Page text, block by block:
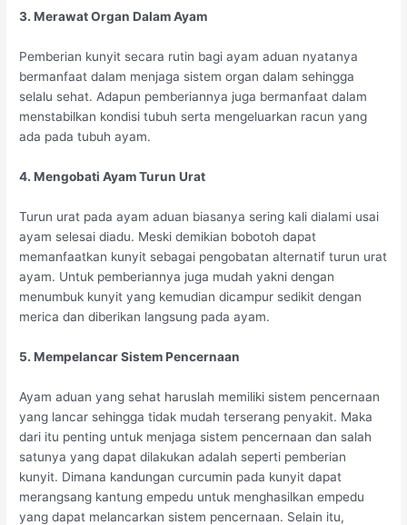
3. Merawat Organ Dalam Ayam
Pemberian kunyit secara rutin bagi ayam aduan nyatanya
bermanfaat dalam menjaga sistem organ dalam sehingga
selalu sehat. Adapun pemberiannya juga bermanfaat dalam
menstabilkan kondisi tubuh serta mengeluarkan racun yang
ada pada tubuh ayam.
4. Mengobati Ayam Turun Urat
Turun urat pada ayam aduan biasanya sering kali dialami usai
ayam selesai diadu. Meski demikian bobotoh dapat
memanfaatkan kunyit sebagai pengobatan alternatif turun urat
ayam. Untuk pemberiannya juga mudah yakni dengan
menumbuk kunyit yang kemudian dicampur sedikit dengan
merica dan diberikan langsung pada ayam.
5. Mempelancar Sistem Pencernaan
Ayam aduan yang sehat haruslah memiliki sistem pencernaan
yang lancar sehingga tidak mudah terserang penyakit. Maka
dari itu penting untuk menjaga sistem pencernaan dan salah
satunya yang dapat dilakukan adalah seperti pemberian
kunyit. Dimana kandungan curcumin pada kunyit dapat
merangsang kantung empedu untuk menghasilkan empedu
yang dapat melancarkan sistem pencernaan. Selain itu,